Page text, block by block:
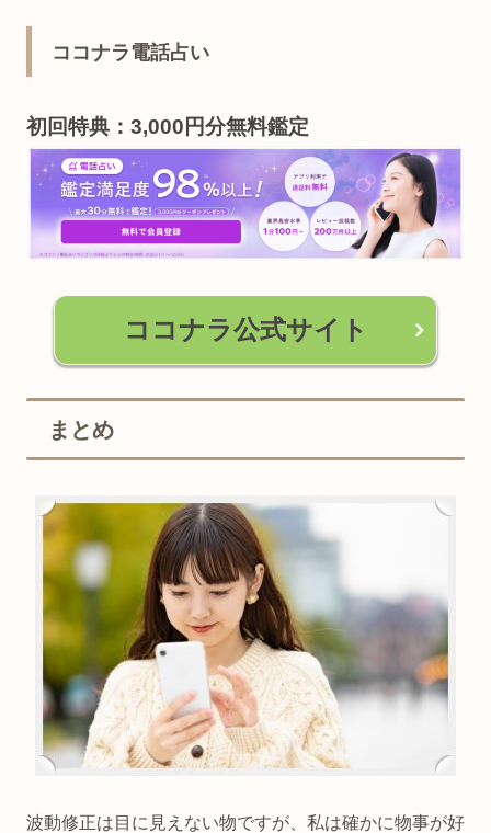
ココナラ電話占い
初回特典：3,000円分無料鑑定
ココナラ公式サイト
まとめ
波動修正は目に見えない物ですが、私は確かに物事が好